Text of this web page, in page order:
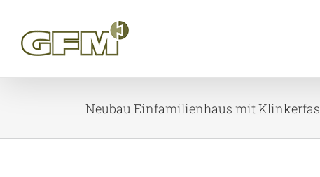
content
Neubau Einfamilienhaus mit